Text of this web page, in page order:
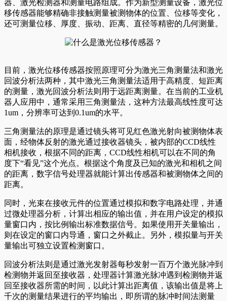
器、激光检测器和测量电路组成。作为新型测量设备，激光位
移传感器能够精确非接触测量被测物体的位置、位移等变化，
还可测量位移、厚度、振动、距离、直径等精密的几何测量。
目前，激光位移传感器按照原理可分为激光三角测量法和激光
回波分析法两种，其中激光三角测量法适用于高精度、短距离
的测量，激光回波分析法则用于远距离测量。在当前的工业机
器人应用中，通常采用三角测量法，这种方法最高线性度可达
1um，分辨率可达到0.1um的水平。
三角测量法的原理是通过镜头将可见红色激光射向被测物体表
面，经物体反射的激光通过接收器镜头，被内部的CCD线性
相机接收，根据不同的距离，CCD线性相机可以在不同的角
度下“看见”这个光点。根据这个角度及已知的激光和相机之间
的距离，数字信号处理器就能计算出传感器和被测物体之间的
距离。
同时，光束在接收元件的位置通过模拟和数字电路处理，并通
过微处理器分析，计算出相应的输出值，并在用户设定的模拟
量窗口内，按比例输出标准数据信号。如果使用开关量输出，
则在设定的窗口内导通，窗口之外截止。另外，模拟量与开关
量输出可独立设置检测窗口。
回波分析法则是通过激光发射器每秒发射一百万个激光脉冲到
检测物并返回至接收器，处理器计算激光脉冲遇到检测物并返
回至接收器所需的时间，以此计算出距离值，该输出值是将上
千次的测量结果进行的平均输出，即所谓的脉冲时间法测量